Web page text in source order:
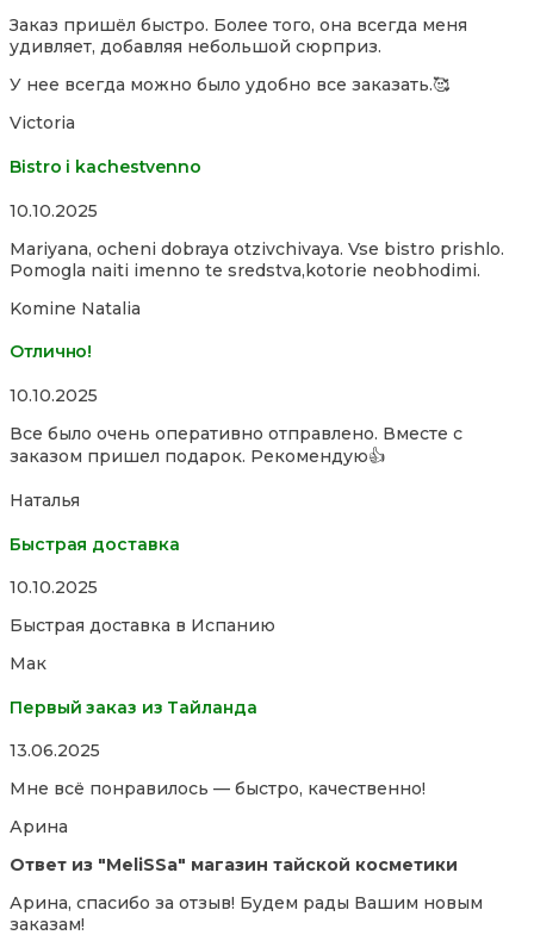
out
of
Заказ пришёл быстро. Более того, она всегда меня
удивляет, добавляя небольшой сюрприз.
У нее всегда можно было удобно все заказать.🥰
Victoria
Bistro i kachestvenno
Rated
out
of
10.10.2025
Mariyana, ocheni dobraya otzivchivaya. Vse bistro prishlo.
Pomogla naiti imenno te sredstva,kotorie neobhodimi.
Komine Natalia
Отлично!
Rated
out
of
10.10.2025
Все было очень оперативно отправлено. Вместе с
заказом пришел подарок. Рекомендую👍
Наталья
Быстрая доставка
Rated
out
5
10.10.2025
Быстрая доставка в Испанию
Мак
Первый заказ из Тайланда
Rated
out
5
13.06.2025
Мне всё понравилось — быстро, качественно!
Арина
Ответ из "MeliSSa" магазин тайской косметики
Арина, спасибо за отзыв! Будем рады Вашим новым
заказам!